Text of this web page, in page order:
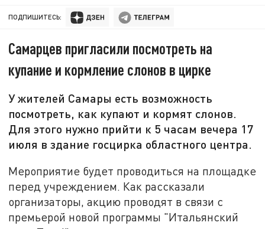
ПОДПИШИТЕСЬ:
Самарцев пригласили посмотреть на
купание и кормление слонов в цирке
У жителей Самары есть возможность
посмотреть, как купают и кормят слонов.
Для этого нужно прийти к 5 часам вечера 17
июля в здание госцирка областного центра.
Мероприятие будет проводиться на площадке
перед учреждением. Как рассказали
организаторы, акцию проводят в связи с
премьерой новой программы "Итальянский